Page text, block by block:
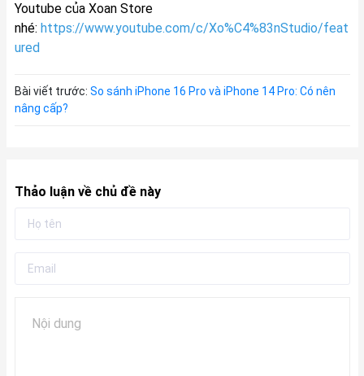
Youtube của Xoan Store
nhé: https://www.youtube.com/c/Xo%C4%83nStudio/feat
ured
Bài viết trước: So sánh iPhone 16 Pro và iPhone 14 Pro: Có nên
nâng cấp?
Thảo luận về chủ đề này